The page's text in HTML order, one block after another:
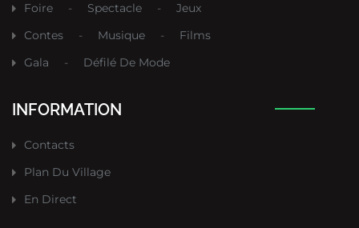
Foire - Spectacle -
Jeux
Contes
- Musique -
Films
Gala
- Défilé De Mode
INFORMATION
Contacts
Plan Du Village
En Direct